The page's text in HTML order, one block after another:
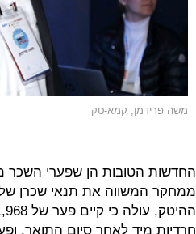
משה פרידמן, קמא-טק
החדשות הטובות הן שפערי השכר
ממחקר המשווה את תנאי שכרן של